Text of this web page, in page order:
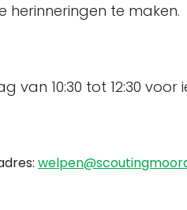
te maken.
10:30 tot 12:30 voor